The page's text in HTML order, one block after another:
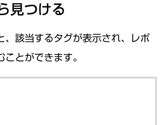
見つける
、該当するタグが表示され、レポ
とができます。